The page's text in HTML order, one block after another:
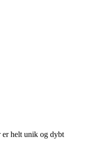
er helt unik og dybt